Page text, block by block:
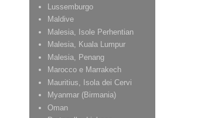
Lussemburgo
Maldive
Malesia, Isole Perhentian
Malesia, Kuala Lumpur
Malesia, Penang
Marocco e Marrakech
Mauritius, Isola dei Cervi
Myanmar (Birmania)
Oman